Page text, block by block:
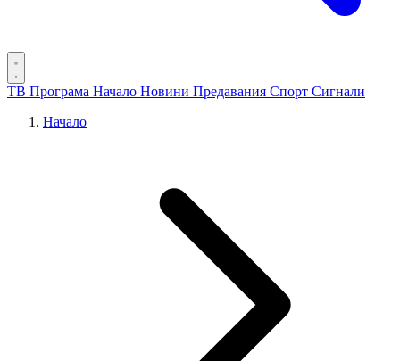
ТВ Програма Начало Новини Предавания Спорт Сигнали
Начало